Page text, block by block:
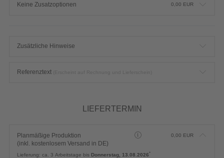
Keine Zusatzoptionen 0,00 EUR
Zusätzliche Hinweise
Referenztext
LIEFERTERMIN
Planmäßige Produktion
(inkl. kostenlosem Versand in DE)
0,00 EUR
Lieferung: ca. 3 Arbeitstage bis Donnerstag, 13.08.2026*